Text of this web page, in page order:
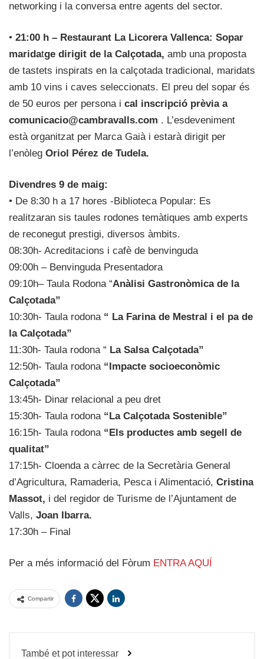
networking i la conversa entre agents del sector.
• 21:00 h – Restaurant La Licorera Vallenca: Sopar
maridatge dirigit de la Calçotada, amb una proposta
de tastets inspirats en la calçotada tradicional, maridats
amb 10 vins i caves seleccionats. El preu del sopar és
de 50 euros per persona i cal inscripció prèvia a
comunicacio@cambravalls.com . L’esdeveniment
està organitzat per Marca Gaià i estarà dirigit per
l’enòleg Oriol Pérez de Tudela.
Divendres 9 de maig:
• De 8:30 h a 17 hores -Biblioteca Popular: Es
realitzaran sis taules rodones temàtiques amb experts
de reconegut prestigi, diversos àmbits.
08:30h- Acreditacions i cafè de benvinguda
09:00h – Benvinguda Presentadora
09:10h– Taula Rodona “Anàlisi Gastronòmica de la
Calçotada”
10:30h- Taula rodona “ La Farina de Mestral i el pa de
la Calçotada”
11:30h- Taula rodona “ La Salsa Calçotada”
12:50h- Taula rodona “Impacte socioeconòmic
Calçotada”
13:45h- Dinar relacional a peu dret
15:30h- Taula rodona “La Calçotada Sostenible”
16:15h- Taula rodona “Els productes amb segell de
qualitat”
17:15h- Cloenda a càrrec de la Secretària General
d’Agricultura, Ramaderia, Pesca i Alimentació, Cristina
Massot, i del regidor de Turisme de l’Ajuntament de
Valls, Joan Ibarra.
17:30h – Final
Per a més informació del Fòrum ENTRA AQUÍ
Compartir
També et pot interessar